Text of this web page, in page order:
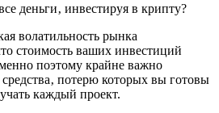
деньги‚ инвестируя в крипту?
волатильность рынка
стоимость ваших инвестиций
поэтому крайне важно
средства‚ потерю которых вы готовы
каждый проект.